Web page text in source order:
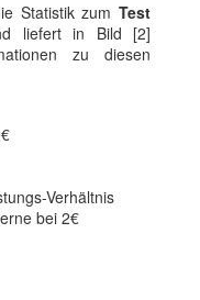
Statistik zum Test
liefert in Bild [2]
zu diesen
Verhältnis
bei 2€